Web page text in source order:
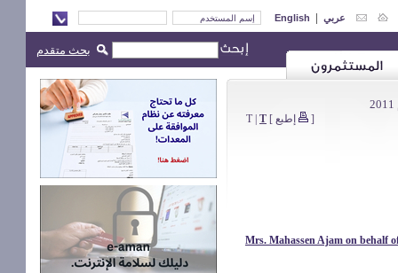
عربي |
English
[ إطبع ]
T| T
20110425 - Mrs. Mahassen Ajam on
بحث متقدم